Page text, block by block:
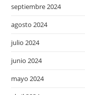
septiembre 2024
agosto 2024
julio 2024
junio 2024
mayo 2024